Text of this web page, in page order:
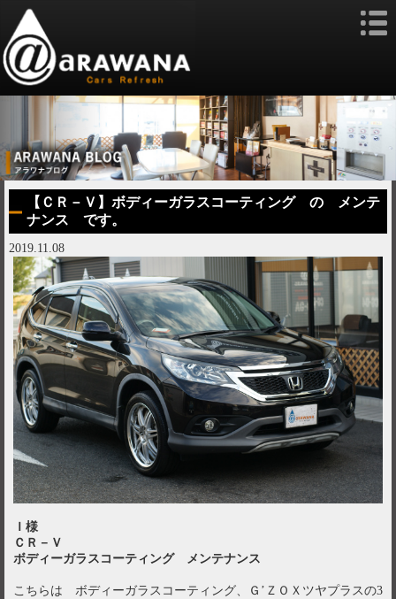
【ＣＲ－Ｖ】ボディーガラスコーティング の メンテ
ナンス です。
2019.11.08
Ｉ様
ＣＲ－Ｖ
ボディーガラスコーティング メンテナンス
こちらは ボディーガラスコーティング、Ｇ’ＺＯＸツヤプラスの3